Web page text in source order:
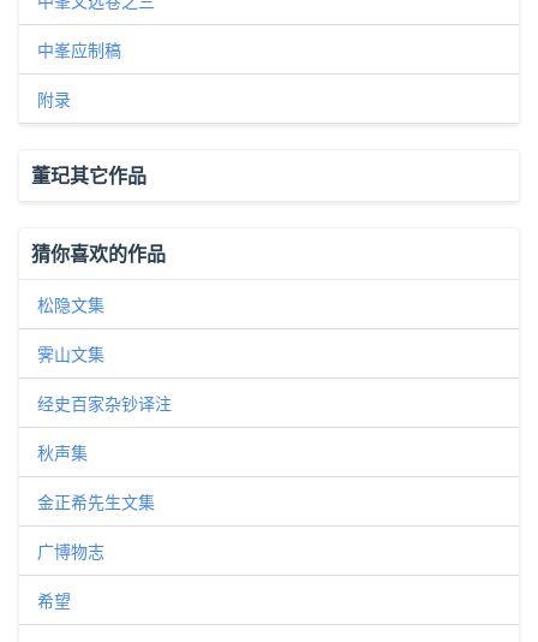
中峯应制稿
附录
董玘其它作品
猜你喜欢的作品
松隐文集
霁山文集
经史百家杂钞译注
秋声集
金正希先生文集
广博物志
希望